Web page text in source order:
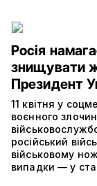
Росія
знищувати
Президент
11 квітня у
воєнного
російський
військовому
випадки — у